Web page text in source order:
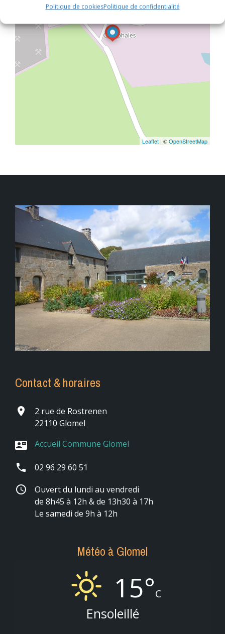
Politique de cookiesPolitique de confidentialité
Leaflet | ©OpenStreetMap
Contact & horaires
place
2 rue de Rostrenen
22110 Glomel
contact_mail Accueil Commune Glomel
phone 02 96 29 60 51
schedule
Ouvert du lundi au vendredi
de 8h45 à 12h & de 13h30 à 17h
Le samedi de 9h à 12h
Météo à Glomel
15°C
Ensoleillé